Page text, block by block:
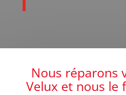
Nous réparons
Velux et nous le